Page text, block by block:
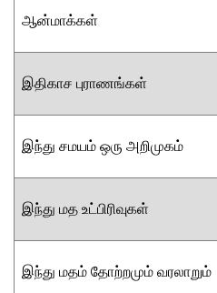
ஆன்மாக்கள்
இதிகாச புராணங்கள்
இந்து சமயம் ஒரு அறிமுகம்
இந்து மத உட்பிரிவுகள்
இந்து மதம் தோற்றமும் வரலாறும்